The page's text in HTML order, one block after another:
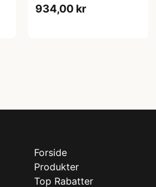
934,00 kr
Forside
Produkter
Top Rabatter